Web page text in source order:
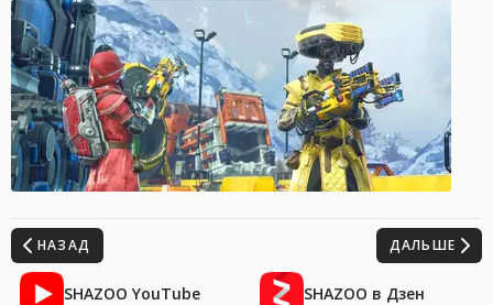
НАЗАД ДАЛЬШЕ
SHAZOO YouTube SHAZOO в Дзен